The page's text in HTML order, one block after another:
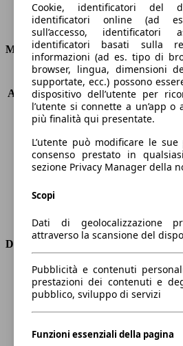
Consumi
Motore e Prestazioni
KW (PS)
294 kW
Accelerazione (0-100 km/h)
4.5s
Velocità massima (km/h)
250 km/h
Numero di marce
7
Coppia
480 nm
Cilindrata
2480 ccm
Carburante
Benzina
Trasmissione
Dimensioni
Lunghezza
4510
Altezza
1560
Larghezza
Peso massimo
2250
Cookie, identificatori del
identificatori online (ad
sull’accesso, identificatori
identificatori basati sulla
informazioni (ad es. tipo di
browser, lingua, dimensioni
supportate, ecc.) possono
dispositivo dell’utente per
l’utente si connette a un’app
più finalità qui presentate.
L’utente può modificare le
consenso prestato in
sezione Privacy Manager della
Scopi
Dati di geolocalizzazione
attraverso la scansione del
Pubblicità e contenuti
prestazioni dei contenuti e
pubblico, sviluppo di servizi
Funzioni essenziali della pagina